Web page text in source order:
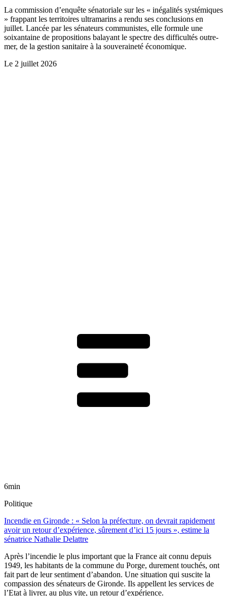
La commission d’enquête sénatoriale sur les « inégalités systémiques
» frappant les territoires ultramarins a rendu ses conclusions en
juillet. Lancée par les sénateurs communistes, elle formule une
soixantaine de propositions balayant le spectre des difficultés outre-
mer, de la gestion sanitaire à la souveraineté économique.
Le 2 juillet 2026
6min
Politique
Incendie en Gironde : « Selon la préfecture, on devrait rapidement
avoir un retour d’expérience, sûrement d’ici 15 jours », estime la
sénatrice Nathalie Delattre
Après l’incendie le plus important que la France ait connu depuis
1949, les habitants de la commune du Porge, durement touchés, ont
fait part de leur sentiment d’abandon. Une situation qui suscite la
compassion des sénateurs de Gironde. Ils appellent les services de
l’Etat à livrer, au plus vite, un retour d’expérience.